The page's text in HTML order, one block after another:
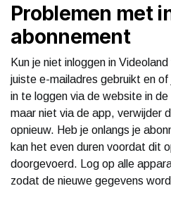
Problemen met
abonnement
Kun je niet inloggen in
juiste e-mailadres gebruikt en
in te loggen via de website in
maar niet via de app, verwijder
opnieuw. Heb je onlangs je
kan het even duren voordat dit
doorgevoerd. Log op alle
zodat de nieuwe gegevens